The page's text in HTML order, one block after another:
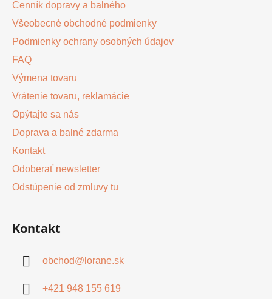
Cenník dopravy a balného
Všeobecné obchodné podmienky
Podmienky ochrany osobných údajov
FAQ
Výmena tovaru
Vrátenie tovaru, reklamácie
Opýtajte sa nás
Doprava a balné zdarma
Kontakt
Odoberať newsletter
Odstúpenie od zmluvy tu
Kontakt
obchod@ lorane.sk
+421 948 155 619